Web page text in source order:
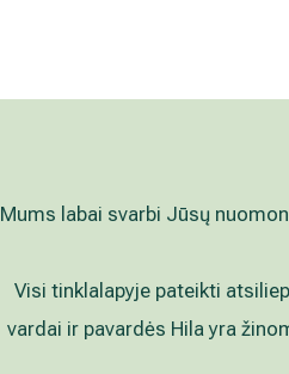
Mums labai svarbi Jūsų
Visi tinklalapyje pateikti
vardai ir pavardės Hila yra